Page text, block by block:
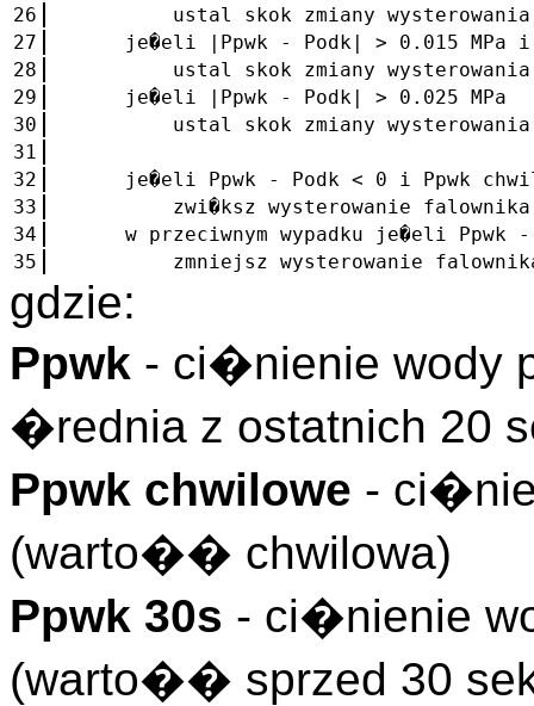
26
ustal skok zmiany wysterowania
27
je�eli |Ppwk - Podk| > 0.015 MPa i
28
ustal skok zmiany wysterowania
29
je�eli |Ppwk - Podk| > 0.025 MPa
30
ustal skok zmiany wysterowania
31
32
je�eli Ppwk - Podk < 0 i Ppwk
33
zwi�ksz wysterowanie falownika
34
w przeciwnym wypadku je�eli Ppwk
35
zmniejsz wysterowanie falownika
gdzie:
Ppwk - ci�nienie wody
�rednia z ostatnich 20
Ppwk chwilowe -
(warto�� chwilowa)
Ppwk 30s - ci�nienie
(warto�� sprzed 30